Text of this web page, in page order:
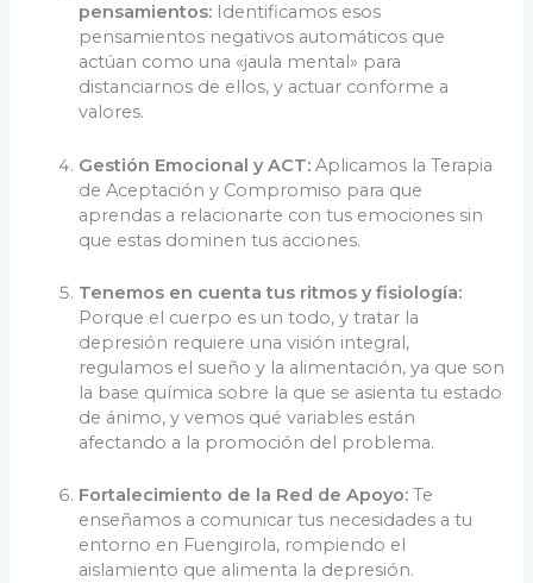
pensamientos: Identificamos esos
pensamientos negativos automáticos que
actúan como una «jaula mental» para
distanciarnos de ellos, y actuar conforme a
valores.
Gestión Emocional y ACT: Aplicamos la Terapia
de Aceptación y Compromiso para que
aprendas a relacionarte con tus emociones sin
que estas dominen tus acciones.
Tenemos en cuenta tus ritmos y fisiología:
Porque el cuerpo es un todo, y tratar la
depresión requiere una visión integral,
regulamos el sueño y la alimentación, ya que son
la base química sobre la que se asienta tu estado
de ánimo, y vemos qué variables están
afectando a la promoción del problema.
Fortalecimiento de la Red de Apoyo: Te
enseñamos a comunicar tus necesidades a tu
entorno en Fuengirola, rompiendo el
aislamiento que alimenta la depresión.